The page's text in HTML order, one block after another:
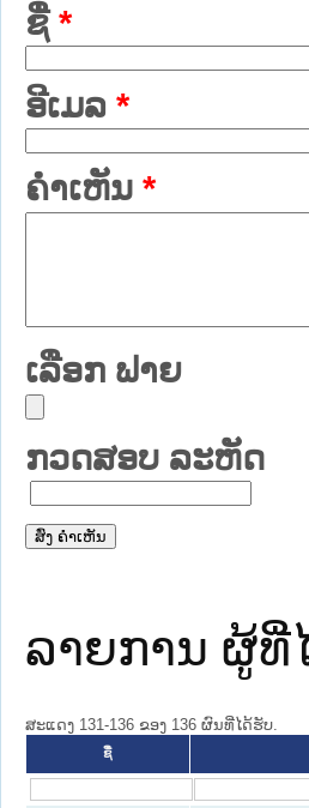
ຊື່*
ອີເມລ *
ຄໍາເຫັນ *
ເລືອກ ຟາຍ
ກວດສອບ ລະຫັດ
ລາຍການ ຜູ້ທີ່
ສະແດງ 131-136 ຂອງ 136 ຜົນທີ່ໄດ້ຮັບ.
ຊື່